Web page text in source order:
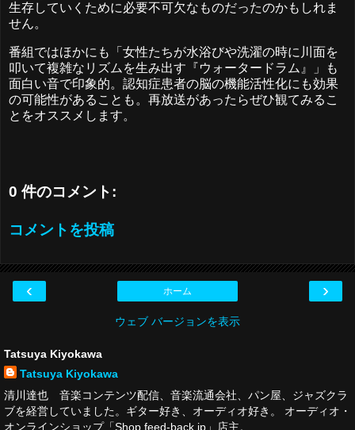
生存していくために必要不可欠なものだったのかもしれま
せん。
番組ではほかにも「女性たちが水浴びや洗濯の時に川面を
叩いて複雑なリズムを生み出す『ウォータードラム』」も
面白い音で印象的。認知症患者の脳の機能活性化にも効果
の可能性があることも。再放送があったらぜひ観てみるこ
とをオススメします。
0 件のコメント:
コメントを投稿
‹ ›
ホーム
ウェブ バージョンを表示
Tatsuya Kiyokawa
Tatsuya Kiyokawa
清川達也 音楽コンテンツ配信、音楽流通会社、パン屋、ジャズクラ
ブを経営していました。ギター好き、オーディオ好き。 オーディオ・
オンラインショップ「Shop.feed-back.jp」店主。